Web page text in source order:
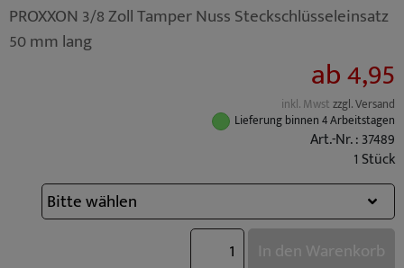
PROXXON 3/8 Zoll Tamper Nuss Steckschlüsseleinsatz
50 mm lang
ab 4,95
inkl. Mwstzzgl. Versand
Lieferung binnen 4 Arbeitstagen
Art.-Nr. : 37489
1 Stück
In den Warenkorb